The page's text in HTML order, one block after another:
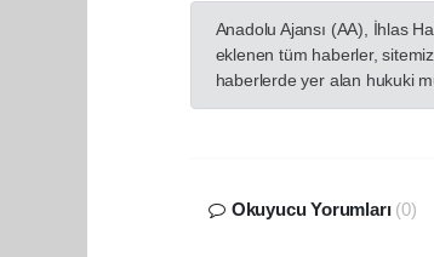
Anadolu Ajansı (AA), İhlas
eklenen tüm haberler,
haberlerde yer alan hukuki
Okuyucu Yorumları (0)